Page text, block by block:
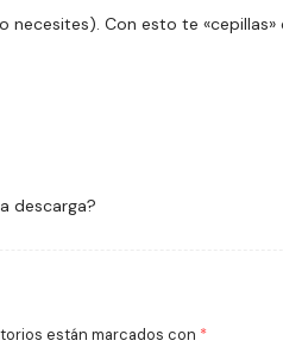
necesites). Con esto te
descarga?
están marcados con *